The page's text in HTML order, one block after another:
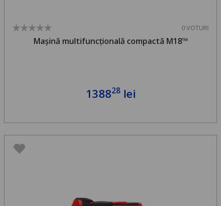
0 VOTURI
Mașină multifuncțională compactă M18™
138828lei